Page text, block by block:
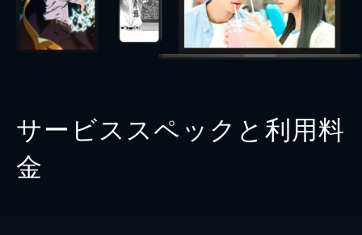
サービススペックと利用料
金